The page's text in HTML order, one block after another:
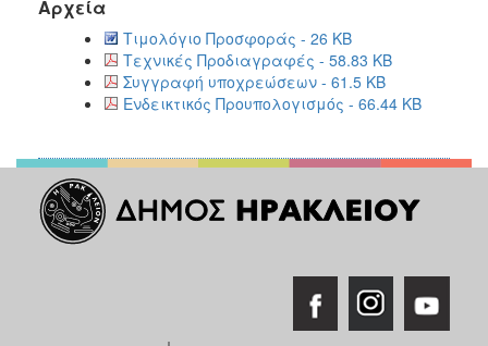
Αρχεία
Τιμολόγιο Προσφοράς - 26 KB
Τεχνικές Προδιαγραφές - 58.83 KB
Συγγραφή υποχρεώσεων - 61.5 KB
Ενδεικτικός Προυπολογισμός - 66.44 KB